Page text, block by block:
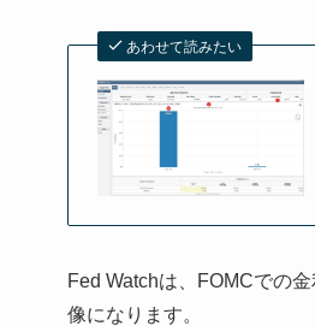
あわせて読みたい
Fed Watchは、FOMCでの
像になります。